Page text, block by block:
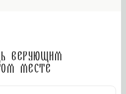
верующим
месте